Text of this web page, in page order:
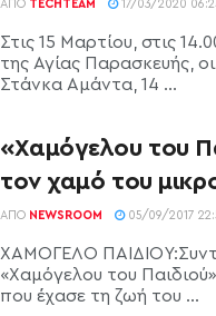
ΑΠΌ TECHTEAM 17/03/2020
Στις 15 Μαρτίου, στις
της Αγίας Παρασκευής,
Στάνκα Αμάντα, 14 ...
«Χαμόγελου του
τον χαμό του
ΑΠΌ NEWSROOM 05/09/2017
ΧΑΜΟΓΕΛΟ
«Χαμόγελου του
που έχασε τη ζωή του ...